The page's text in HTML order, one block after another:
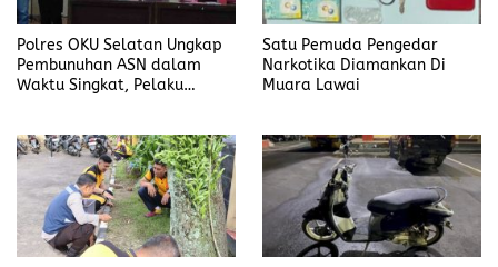
Polres OKU Selatan Ungkap
Pembunuhan ASN dalam
Waktu Singkat, Pelaku
Satu Pemuda Pengedar
Narkotika Diamankan Di
Muara Lawai